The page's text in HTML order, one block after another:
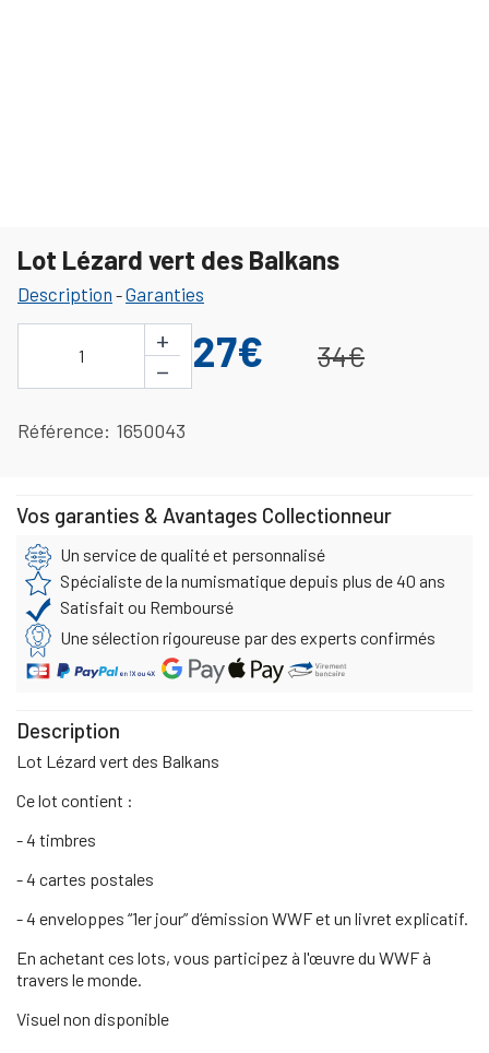
Lot Lézard vert des Balkans
Description -Garanties
1
+
−
27€ 34€
Référence 1650043
Vos garanties & Avantages Collectionneur
Un service de qualité et personnalisé
Spécialiste de la numismatique depuis plus de 40 ans
Satisfait ou Remboursé
Une sélection rigoureuse par des experts confirmés
Description
Lot Lézard vert des Balkans
Ce lot contient :
- 4 timbres
- 4 cartes postales
- 4 enveloppes “1er jour” d‘émission WWF et un livret explicatif.
En achetant ces lots, vous participez à l'œuvre du WWF à
travers le monde.
Visuel non disponible